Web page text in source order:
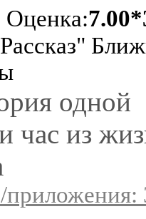
Оценка:
одной
час из